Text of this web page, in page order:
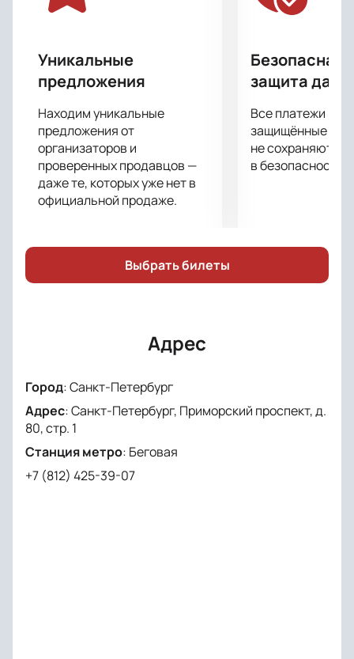
Приходите всей семьей и проведите время ярко и
Уникальные
предложения
Находим уникальные
предложения от
организаторов и
проверенных продавцов —
даже те, которых уже нет в
официальной продаже.
Безопасная
защита
Все платежи
защищённые
не сохраняются
в безопасности.
Выбрать билеты
Адрес
Город:Санкт-Петербург
Адрес:Санкт-Петербург, Приморский проспект, д.
80, стр. 1
Станция метро: Беговая
+7 (812) 425-39-07